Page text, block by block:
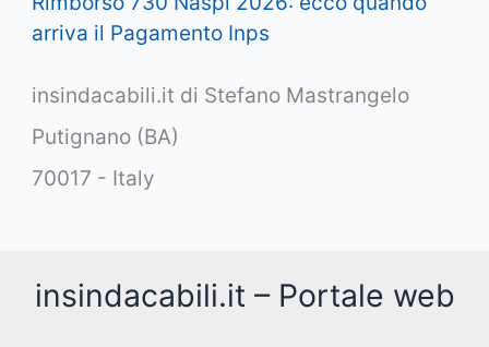
arriva il Pagamento Inps
insindacabili.it di Stefano Mastrangelo
Putignano (BA)
70017 - Italy
insindacabili.it – Portale web